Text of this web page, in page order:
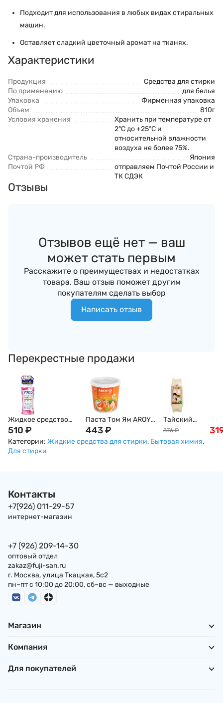
Подходит для использования в любых видах стиральных
машин.
Оставляет сладкий цветочный аромат на тканях.
Характеристики
Продукция
Средства для стирки
По применению
для белья
Упаковка
Фирменная упаковка
Объем
810г
Условия хранения
Хранить при температуре от
2°С до +25°С и
относительной влажности
воздуха не более 75%.
Страна-производитель
Япония
Почтой РФ
отправляем Почтой России и
ТК СДЭК
Отзывы
Отзывов ещё нет — ваш
может стать первым
Расскажите о преимуществах и недостатках
товара. Ваш отзыв поможет другим
покупателям сделать выбор
Написать отзыв
Перекрестные продажи
Жидкое средство
Akron для стирки
деликатных тканей
(аромат нежное
мыло/ цветочный),
510 ₽
Паста Том Ям AROY-
D, кисло-сладкая,
400мл
443₽
Тайский
жасминовый рис
премиум класса,
376 ₽
Категории: Жидкие средства для стирки, Бытовая химия,
Для стирки
Контакты
+7(926) 011-29-57
интернет-магазин
+7 (926) 209-14-30
оптовый отдел
zakaz@fuji-san.ru
г. Москва, улица Ткацкая, 5с2
пн–пт с 10:00 до 20:00, сб–вс — выходные
Магазин
Компания
Для покупателей